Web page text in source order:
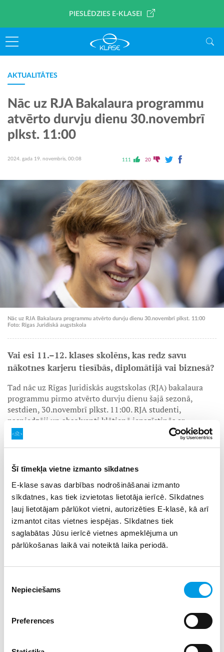
Šī tīmekļa vietne izmanto sīkdatnes
E-klase savas darbības nodrošināšanai izmanto
sīkdatnes, kas tiek izvietotas lietotāja ierīcē. Sīkdatnes
ļauj lietotājam pārlūkot vietni, autorizēties E-klasē, kā arī
izmantot citas vietnes iespējas. Sīkdatnes tiek
saglabātas Jūsu ierīcē vietnes apmeklējuma un
pārlūkošanas laikā vai noteiktā laika periodā.
izvēle
Nepieciešams
Preferences
PIESLĒDZIES E-KLASEI
AKTUALITĀTES
Nāc uz RJA Bakalaura programmu
atvērto durvju dienu 30.novembrī
plkst. 11:00
2024. gada 19. novembris, 00:08 111 20
Nāc uz RJA Bakalaura programmu atvērto durvju dienu 30.novembrī plkst. 11:00
Foto: Rīgas Juridiskā augstskola
Vai esi 11.–12. klases skolēns, kas redz savu
nākotnes karjeru tiesībās, diplomātijā vai biznesā?
Tad nāc uz Rīgas Juridiskās augstskolas (RJA) bakalaura
programmu pirmo atvērto durvju dienu šajā sezonā,
sestdien, 30.novembrī plkst. 11:00. RJA studenti,
pasniedzēji un absolventi klātienē iepazīstinās ar
augstskolu un mūsu bakalaura programmām –
Tiesības&bizness un Tiesības&diplomātija.
Piesakies pasākumam
Studijas angļu valodā, studenti un pasniedzēji no vairāk
nekā 30 valstīm, Erasmus apmaiņas studijas
partneraugstskolās visā Eiropā, mūsdienīga studiju vide –
to visu ir atzinīgi novērtējuši mūsu studenti.
Bakalaura programmas “Tiesības un diplomātija”
absolventi veido veiksmīgu karjeru starptautiskās
politikas jautājumiem un konfliktu risināšanu, kā arī
Latvijas, tā globālajā darba tirgū.
Bakalaura programma “Tiesības un bizness” sagatavo
absolventus sekmīgai karjerai juridiskajā praksē vai
no reģionālas un starptautiskas perspektīvas, liekot